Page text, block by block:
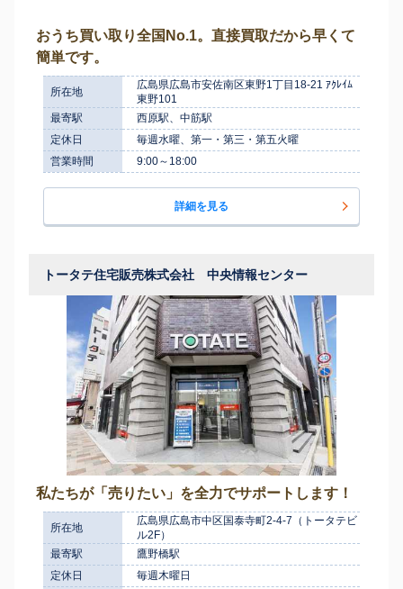
おうち買い取り全国No.1。直接買取だから早くて
簡単です。
所在地
広島県広島市安佐南区東野1丁目18-21 ｱｸﾚｲﾑ
東野101
最寄駅
西原駅、中筋駅
定休日
毎週水曜、第一・第三・第五火曜
営業時間
9:00～18:00
詳細を見る
トータテ住宅販売株式会社 中央情報センター
私たちが「売りたい」を全力でサポートします！
所在地
広島県広島市中区国泰寺町2-4-7（トータテビ
ル2F）
最寄駅
鷹野橋駅
定休日
毎週木曜日